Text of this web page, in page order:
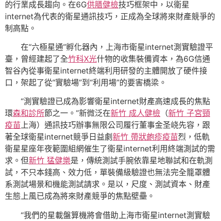
的行業成長趨向。在6G供膳健檢技巧框架中，以衛星
internet為代表的衛星通訊技巧，正成為全球將來財產競爭的
制高點。
在“六極星通”孵化器內，上海市衛星internet測實驗證平
臺，曾經建起了全竹科X光什物的收集裝備資本，為6G信通
智谷內從事衛星internet終端利用研發的主體開放了硬件接
口，架起了從“實驗場”到“利用場”的要害橋梁。
“測實驗證已成為影響衛星internet財產高速成長的焦點
環森和診所節之一。”新微泛在新竹 成人健檢 （新竹 子宮頸
疫苗上海）通訊技巧辦事無限公司履行董事金圣峣先容，跟
著全球衛星internet競爭日益劇 新竹 帶狀皰疹疫苗烈，低軌
衛星星座年夜範圍組網催生了衛星internet利用終端測試的需
求。但新竹 猛健樂是，傳統測試手腕依靠星地聯試和在軌測
試，不只本錢高、效力低，單裝備級驗證也無法完全籠罩體
系測試場景和機能測試請求。是以，尺度、測試資本、財產
生態上風已成為將來財產競爭的焦點壁壘。
“我們的星載盤算機將會借助上海市衛星internet測實驗